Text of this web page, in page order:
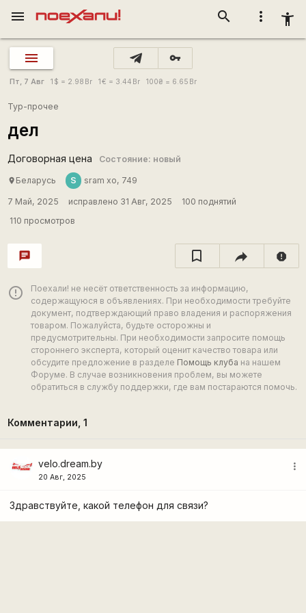
more_vert accessibility_new
search
menu
vpn_key
Пт, 7 Авг 1 $ = 2.98 Br 1€ = 3.44 Br 100₴ = 6.65 Br
Тур-прочее
дел
Договорная цена Состояние: новый
place Беларусь S sram xo, 749
7 Май, 2025 исправлено 31 Авг, 2025
100 поднятий
110 просмотров
chat report
error_outline
Поехали! не несёт ответственность за информацию,
содержащуюся в объявлениях. При необходимости требуйте
документ, подтверждающий право владения и распоряжения
товаром. Пожалуйста, будьте осторожны и
предусмотрительны. При необходимости запросите помощь
стороннего эксперта, который оценит качество товара или
обсудите предложение в разделе Помощь клуба на нашем
Форуме. В случае возникновения проблем, вы можете
обратиться в службу поддержки, где вам постараются помочь.
Комментарии, 1
velo.dream.by
20 Авг, 2025
more_vert
Здравствуйте, какой телефон для связи?